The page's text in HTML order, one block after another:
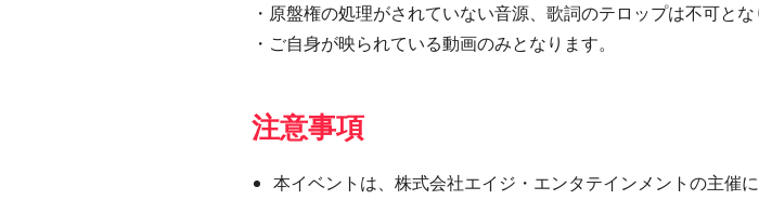
・原盤権の処理がされていない音源、歌詞のテロップは不可とな
・ご自身が映られている動画のみとなります。
注意事項
本イベントは、株式会社エイジ・エンタテインメントの主催